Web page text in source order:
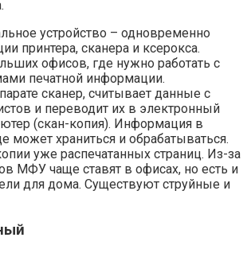
устройство – одновременно
принтера, сканера и ксерокса.
офисов, где нужно работать с
печатной информации.
сканер, считывает данные с
и переводит их в электронный
(скан-копия). Информация в
может храниться и обрабатываться.
уже распечатанных страниц. Из-за
МФУ чаще ставят в офисах, но есть и
для дома. Существуют струйные и